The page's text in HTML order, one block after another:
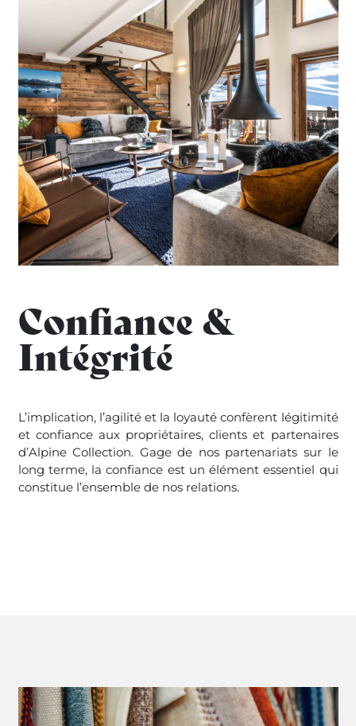
Confiance &
Intégrité
L’implication, l’agilité et la loyauté confèrent légitimité
et confiance aux propriétaires, clients et partenaires
d’Alpine Collection. Gage de nos partenariats sur le
long terme, la confiance est un élément essentiel qui
constitue l’ensemble de nos relations.